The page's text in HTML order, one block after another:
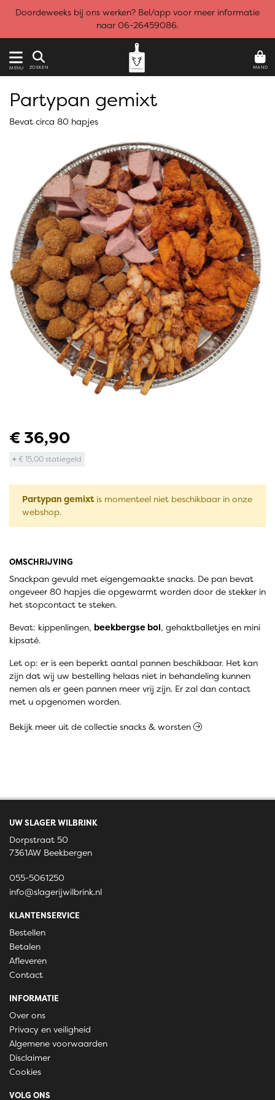
Doordeweeks bij ons werken? Bel/app voor meer informatie
naar 06-26459086.
MENU ZOEKEN MAND
OMSCHRIJVING
Snackpan gevuld met eigengemaakte snacks. De pan bevat
ongeveer 80 hapjes die opgewarmt worden door de stekker in
het stopcontact te steken.
Bevat: kippenlingen, beekbergse bol, gehaktballetjes en mini
kipsaté.
Let op: er is een beperkt aantal pannen beschikbaar. Het kan
zijn dat wij uw bestelling helaas niet in behandeling kunnen
nemen als er geen pannen meer vrij zijn. Er zal dan contact
met u opgenomen worden.
Partypan gemixt
Bevat circa 80 hapjes
€ 36,90
+€ 15,00 statiegeld
Partypan gemixtis momenteel niet beschikbaar in onze
webshop.
Bekijk meer uit de collectie snacks & worsten
UW SLAGER WILBRINK
Dorpstraat 50
7361AW Beekbergen
055-5061250
info@slagerijwilbrink.nl
KLANTENSERVICE
Bestellen
Betalen
Afleveren
Contact
INFORMATIE
Over ons
Privacy en veiligheid
Algemene voorwaarden
Disclaimer
Cookies
VOLG ONS